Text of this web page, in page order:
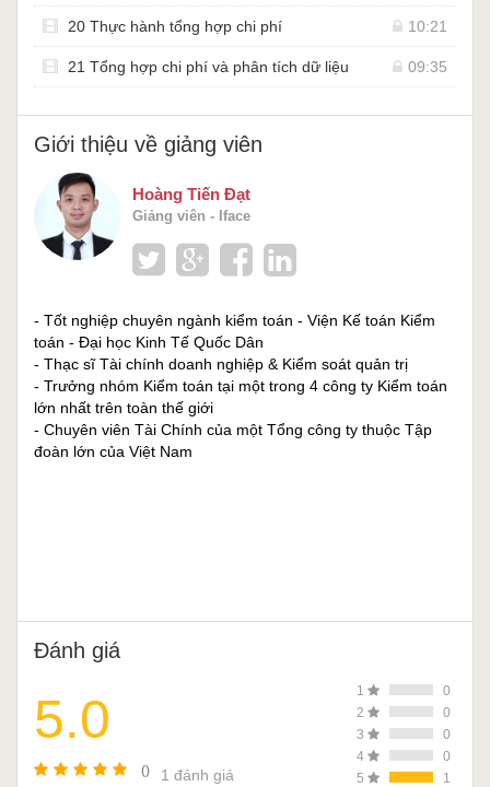
20 Thực hành tổng hợp chi phí 10:21
21 Tổng hợp chi phí và phân tích dữ liệu 09:35
Giới thiệu về giảng viên
Hoàng Tiến Đạt
Giảng viên - Iface
- Tốt nghiệp chuyên ngành kiểm toán - Viện Kế toán Kiểm
toán - Đại học Kinh Tế Quốc Dân
- Thạc sĩ Tài chính doanh nghiệp & Kiểm soát quản trị
- Trưởng nhóm Kiểm toán tại một trong 4 công ty Kiểm toán
lớn nhất trên toàn thế giới
- Chuyên viên Tài Chính của một Tổng công ty thuộc Tập
đoàn lớn của Việt Nam
Đánh giá
5.0
() 1 đánh giá
1
0
2
0
3
0
4
0
5
1